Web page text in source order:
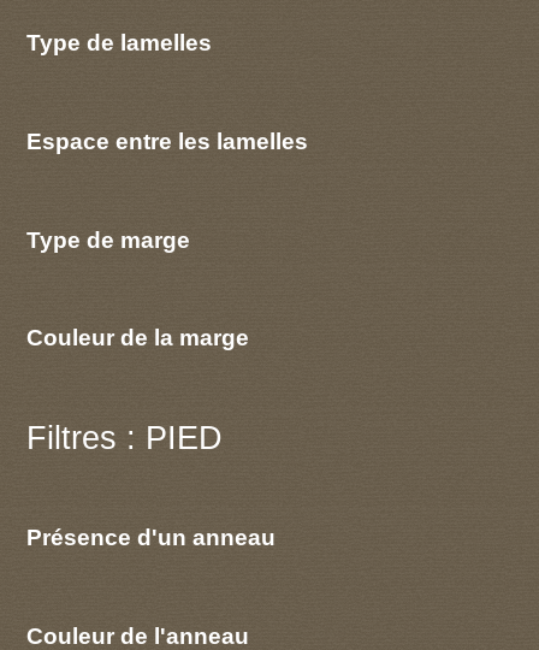
Type de lamelles
Espace entre les lamelles
Type de marge
Couleur de la marge
Filtres : PIED
Présence d'un anneau
Couleur de l'anneau